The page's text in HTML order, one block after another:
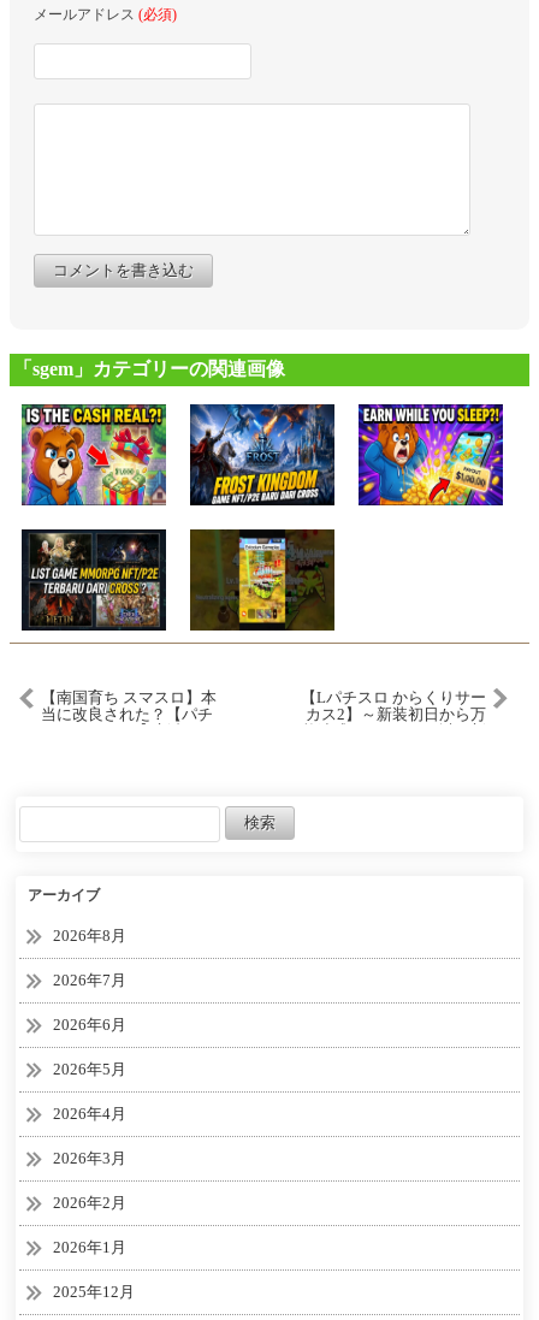
メールアドレス (必須)
コメントを書き込む
「sgem」カテゴリーの関連画像
【南国育ち スマスロ】本
当に改良された？【パチ
【Lパチスロ からくりサー
カス2】～新装初日から万
アーカイブ
2026年8月
2026年7月
2026年6月
2026年5月
2026年4月
2026年3月
2026年2月
2026年1月
2025年12月